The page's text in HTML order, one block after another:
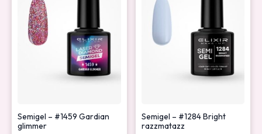
Semigel – #1459 Gardian
glimmer
Semigel – #1284 Bright
razzmatazz